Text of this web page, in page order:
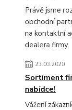
Právě jsme
obchodní
na kontaktní
dealera
23.03.2020
Sortiment
nabídce!
Vážení